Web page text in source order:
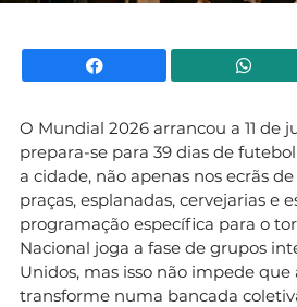
Facebook
O Mundial 2026 arrancou a 11 de
prepara-se para 39 dias de
a cidade, não apenas nos ecrãs
praças, esplanadas, cervejarias e
programação específica para o
Nacional joga a fase de grupos
Unidos, mas isso não impede que
transforme numa bancada